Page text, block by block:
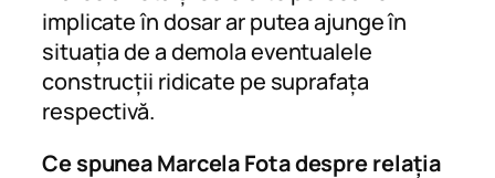
implicate în dosar ar putea ajunge în
situația de a demola eventualele
construcții ridicate pe suprafața
respectivă.
Ce spunea Marcela Fota despre relația